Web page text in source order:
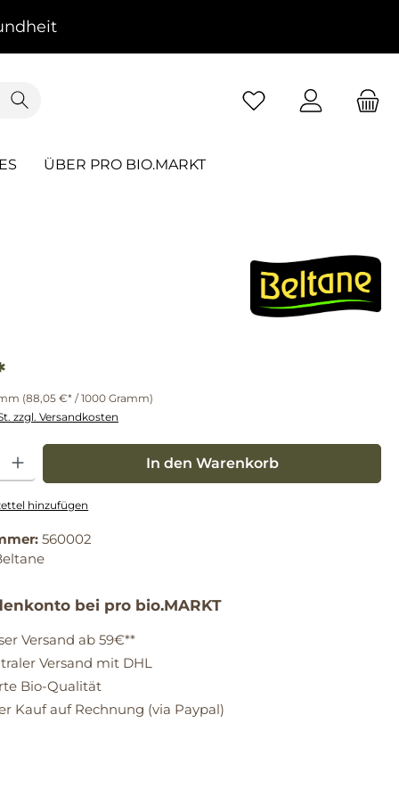
ÜBER PRO BIO.MARKT
(88,05 €* / 1000 Gramm)
zzgl. Versandkosten
Gib den gewünschten Wert ein oder benutze die Schaltflächen um die
In den Warenkorb
hinzufügen
560002
bei pro bio.MARKT
Versand ab 59€**
Versand mit DHL
Bio-Qualität
Kauf auf Rechnung (via Paypal)